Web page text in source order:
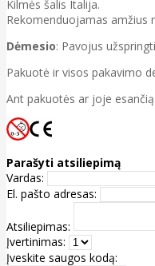
Kilmės šalis Italija.
Rekomenduojamas amžius
Dėmesio: Pavojus
Pakuotė ir visos pakavimo
Ant pakuotės ar joje
Parašyti atsiliepimą
Vardas:
El. pašto adresas:
Atsiliepimas:
Įvertinimas:
Įveskite saugos kodą: